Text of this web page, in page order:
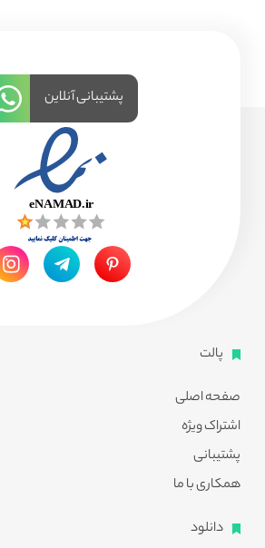
پالت
صفحه اصلی
اشتراک ویژه
پشتیبانی
همکاری با ما
دانلود
پشتیبانی آنلاین